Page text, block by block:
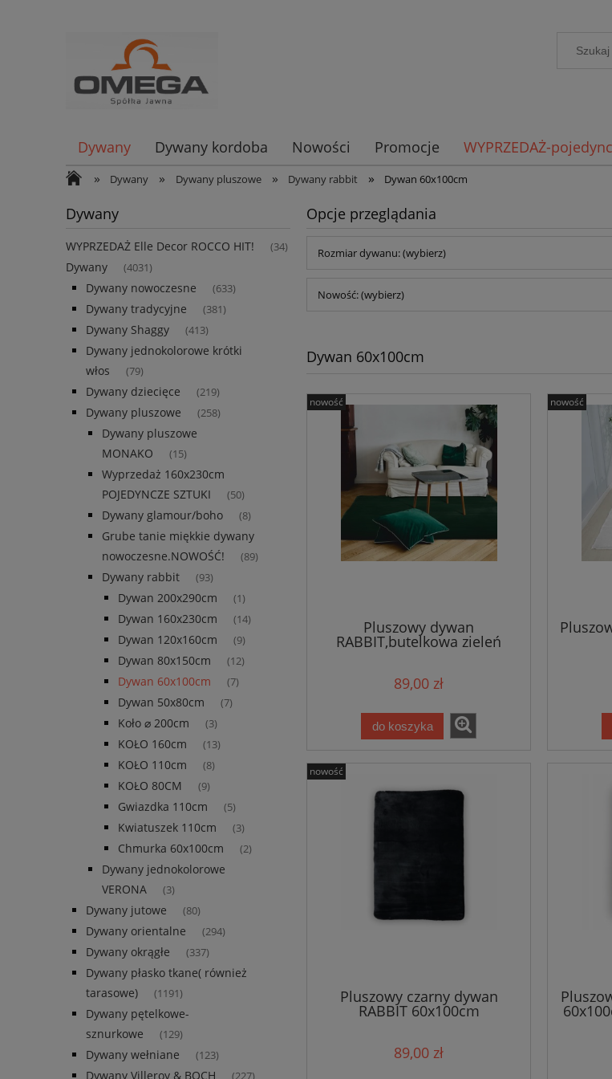
Dywany Dywany kordoba Nowości Promocje WYPRZEDAŻ-
» Dywany » Dywany pluszowe » Dywany rabbit » Dywan 60x100cm
Dywany
WYPRZEDAŻ Elle Decor ROCCO HIT! (34)
Dywany (4031)
Dywany nowoczesne (633)
Dywany tradycyjne (381)
Dywany Shaggy (413)
Dywany jednokolorowe krótki
włos
(79)
Dywany dziecięce (219)
Dywany pluszowe (258)
Dywany pluszowe
MONAKO
(15)
Wyprzedaż 160x230cm
POJEDYNCZE SZTUKI
(50)
Dywany glamour/boho (8)
Grube tanie miękkie dywany
nowoczesne.NOWOŚĆ!
(89)
Dywany rabbit (93)
Dywan 200x290cm (1)
Dywan 160x230cm (14)
Dywan 120x160cm (9)
Dywan 80x150cm (12)
Dywan 60x100cm (7)
Dywan 50x80cm (7)
Koło ⌀ 200cm (3)
KOŁO 160cm (13)
KOŁO 110cm (8)
KOŁO 80CM (9)
Gwiazdka 110cm (5)
Kwiatuszek 110cm (3)
Chmurka 60x100cm (2)
Dywany jednokolorowe
VERONA
(3)
Dywany jutowe (80)
Dywany orientalne (294)
Dywany okrągłe (337)
Dywany płasko tkane( również
tarasowe)
(1191)
Dywany pętelkowe-
sznurkowe
(129)
Dywany wełniane (123)
Dywany Villeroy & BOCH (227)
Opcje przeglądania
Rozmiar dywanu: (wybierz)
Nowość: (wybierz)
Dywan 60x100cm
Pluszowy dywan
RABBIT,butelkowa zieleń
89,00 zł
do koszyka
nowość nowość
Pluszowy czarny dywan
RABBIT 60x100cm
89,00 zł
nowość